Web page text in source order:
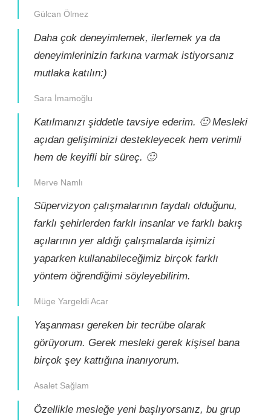
Gülcan Ölmez
Daha çok deneyimlemek, ilerlemek ya da
deneyimlerinizin farkına varmak istiyorsanız
mutlaka katılın:)
Sara İmamoğlu
Katılmanızı şiddetle tavsiye ederim. 🙂 Mesleki
açıdan gelişiminizi destekleyecek hem verimli
hem de keyifli bir süreç. 🙂
Merve Namlı
Süpervizyon çalışmalarının faydalı olduğunu,
farklı şehirlerden farklı insanlar ve farklı bakış
açılarının yer aldığı çalışmalarda işimizi
yaparken kullanabileceğimiz birçok farklı
yöntem öğrendiğimi söyleyebilirim.
Müge Yargeldi Acar
Yaşanması gereken bir tecrübe olarak
görüyorum. Gerek mesleki gerek kişisel bana
birçok şey kattığına inanıyorum.
Asalet Sağlam
Özellikle mesleğe yeni başlıyorsanız, bu grup